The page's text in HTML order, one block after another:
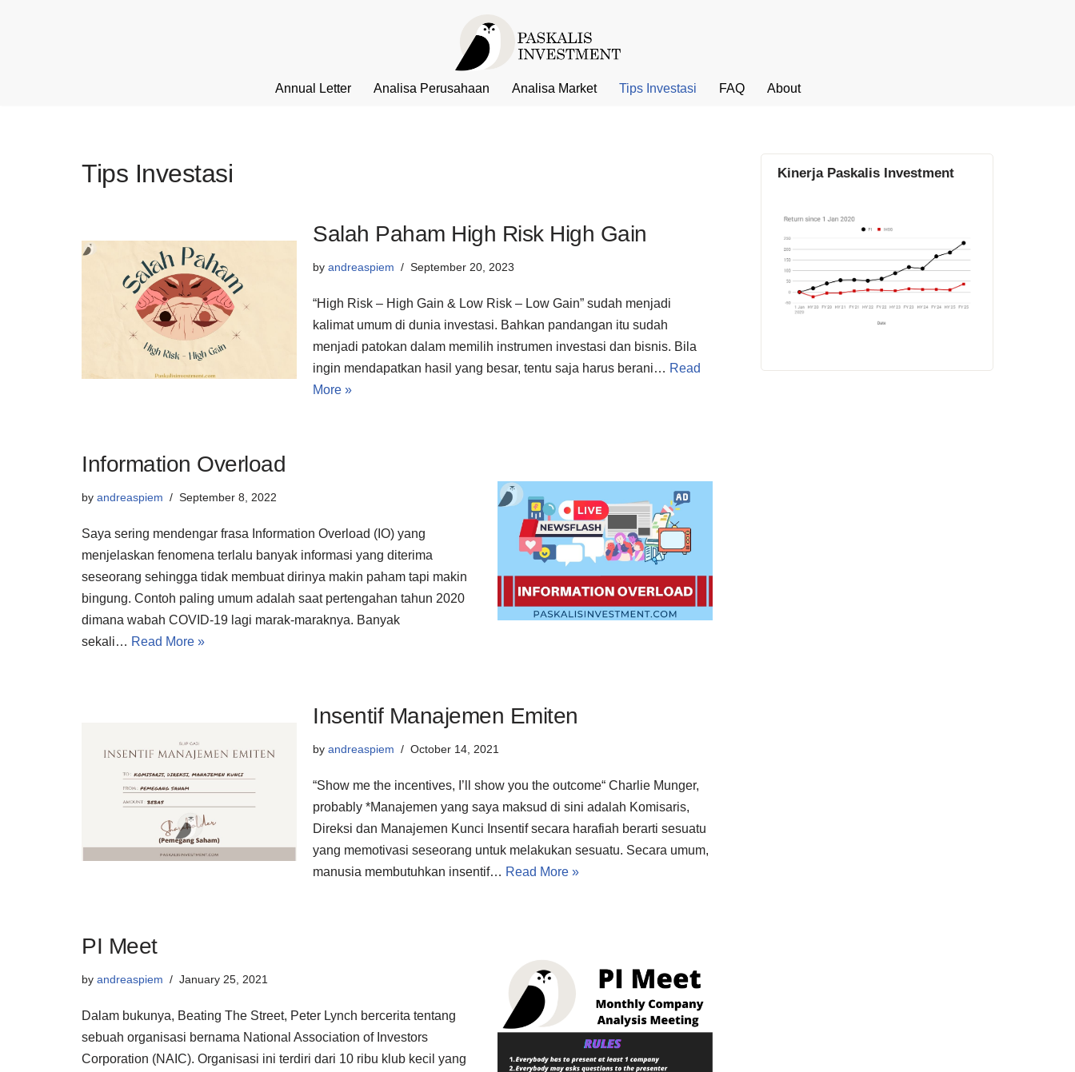
Annual Letter Analisa Perusahaan Analisa Market Tips Investasi FAQ About
Tips Investasi
Salah Paham High Risk High Gain
byandreaspiem September 20, 2023
“High Risk – High Gain & Low Risk – Low Gain” sudah menjadi
kalimat umum di dunia investasi. Bahkan pandangan itu sudah
menjadi patokan dalam memilih instrumen investasi dan bisnis. Bila
ingin mendapatkan hasil yang besar, tentu saja harus berani… Read
More »
Information Overload
by andreaspiem September 8, 2022
Saya sering mendengar frasa Information Overload (IO) yang
menjelaskan fenomena terlalu banyak informasi yang diterima
seseorang sehingga tidak membuat dirinya makin paham tapi makin
bingung. Contoh paling umum adalah saat pertengahan tahun 2020
dimana wabah COVID-19 lagi marak-maraknya. Banyak
sekali… Read More »
Insentif Manajemen Emiten
byandreaspiem October 14, 2021
“Show me the incentives, I’ll show you the outcome“ Charlie Munger,
probably *Manajemen yang saya maksud di sini adalah Komisaris,
Direksi dan Manajemen Kunci Insentif secara harafiah berarti sesuatu
yang memotivasi seseorang untuk melakukan sesuatu. Secara umum,
manusia membutuhkan insentif… Read More »
PI Meet
by andreaspiem January 25, 2021
Dalam bukunya, Beating The Street, Peter Lynch bercerita tentang
sebuah organisasi bernama National Association of Investors
Corporation (NAIC). Organisasi ini terdiri dari 10 ribu klub kecil yang
Kinerja Paskalis Investment